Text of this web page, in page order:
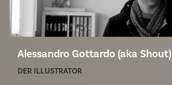
Alessandro Gottardo (aka Shout)
DER ILLUSTRATOR